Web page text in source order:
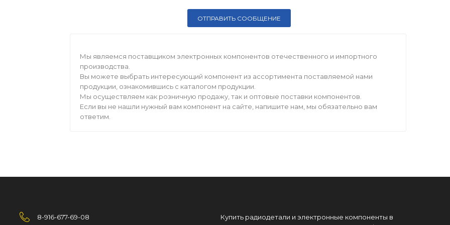
Мы являемся поставщиком электронных компонентов отечественного и импортного
производства.
Вы можете выбрать интересующий компонент из ассортимента поставляемой нами
продукции, ознакомившись с каталогом продукции.
Мы осуществляем как розничную продажу, так и оптовые поставки компонентов.
Если вы не нашли нужный вам компонент на сайте, напишите нам, мы обязательно вам
ответим.
8-916-677-69-08
Купить радиодетали и электронные компоненты в